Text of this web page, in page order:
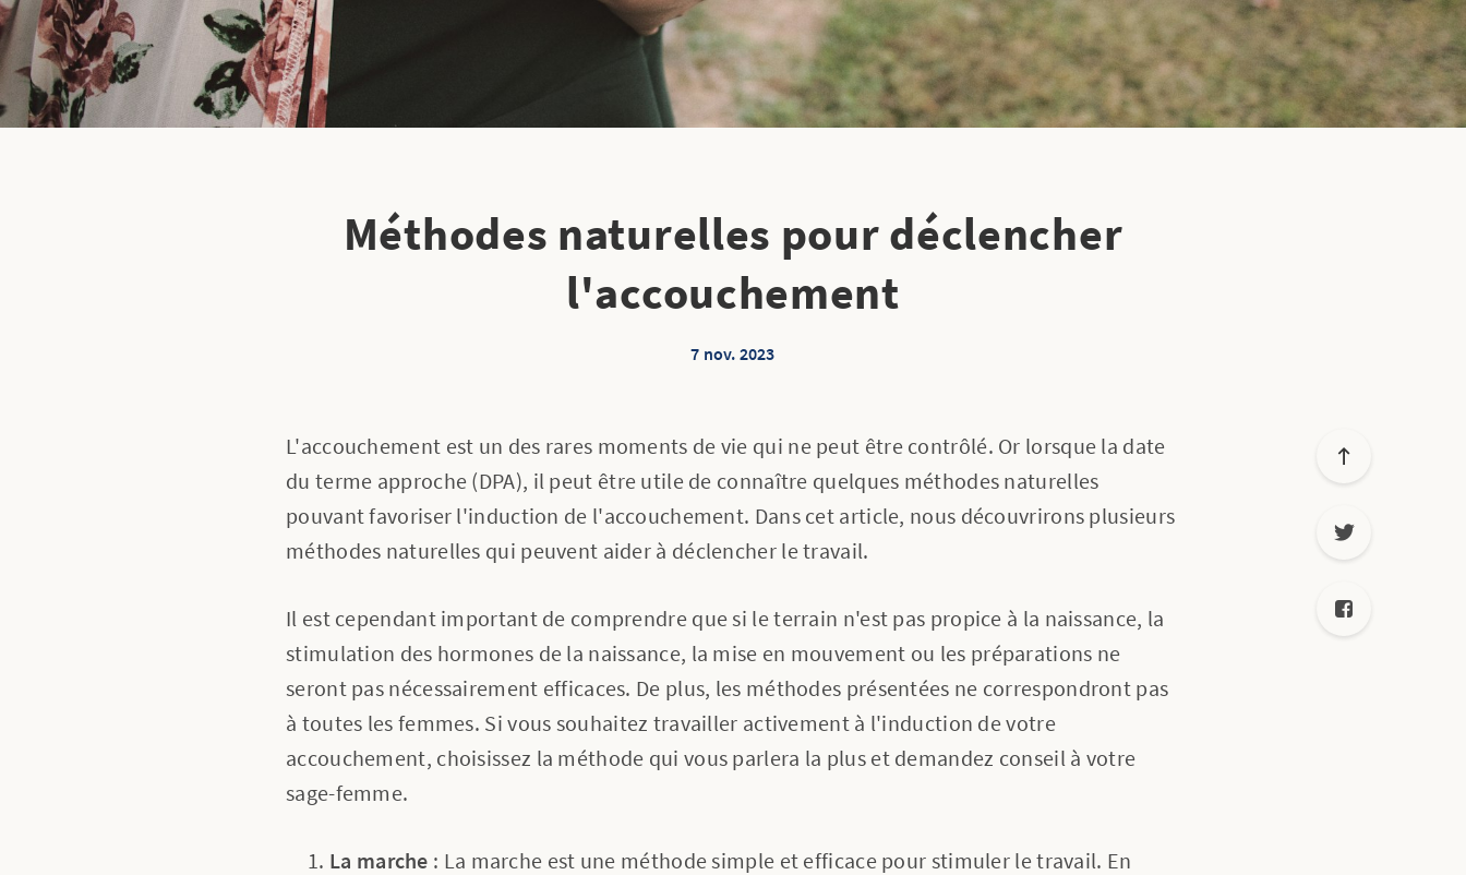
Méthodes naturelles pour déclencher
l'accouchement
7 nov. 2023
L'accouchement est un des rares moments de vie qui ne peut être contrôlé. Or lorsque la date
du terme approche (DPA), il peut être utile de connaître quelques méthodes naturelles
pouvant favoriser l'induction de l'accouchement. Dans cet article, nous découvrirons plusieurs
méthodes naturelles qui peuvent aider à déclencher le travail.
Il est cependant important de comprendre que si le terrain n'est pas propice à la naissance, la
stimulation des hormones de la naissance, la mise en mouvement ou les préparations ne
seront pas nécessairement efficaces. De plus, les méthodes présentées ne correspondront pas
à toutes les femmes. Si vous souhaitez travailler activement à l'induction de votre
accouchement, choisissez la méthode qui vous parlera la plus et demandez conseil à votre
sage-femme.
La marche : La marche est une méthode simple et efficace pour stimuler le travail. En